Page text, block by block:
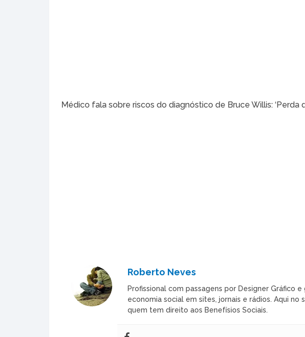
Médico fala sobre riscos do diagnóstico de Bruce Willis: ‘Perda
Roberto Neves
Profissional com passagens por Designer Gráfico
economia social em sites, jornais e rádios. Aqui no
quem tem direito aos Benefísios Sociais.